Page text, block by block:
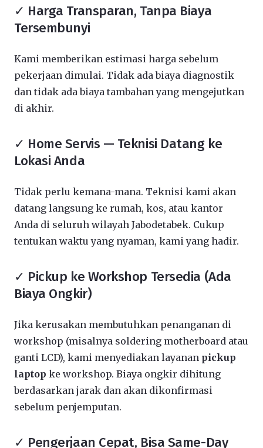
✓ Harga Transparan, Tanpa Biaya
Tersembunyi
Kami memberikan estimasi harga sebelum
pekerjaan dimulai. Tidak ada biaya diagnostik
dan tidak ada biaya tambahan yang mengejutkan
di akhir.
✓ Home Servis — Teknisi Datang ke
Lokasi Anda
Tidak perlu kemana-mana. Teknisi kami akan
datang langsung ke rumah, kos, atau kantor
Anda di seluruh wilayah Jabodetabek. Cukup
tentukan waktu yang nyaman, kami yang hadir.
✓ Pickup ke Workshop Tersedia (Ada
Biaya Ongkir)
Jika kerusakan membutuhkan penanganan di
workshop (misalnya soldering motherboard atau
ganti LCD), kami menyediakan layanan pickup
laptop ke workshop. Biaya ongkir dihitung
berdasarkan jarak dan akan dikonfirmasi
sebelum penjemputan.
✓ Pengerjaan Cepat, Bisa Same-Day